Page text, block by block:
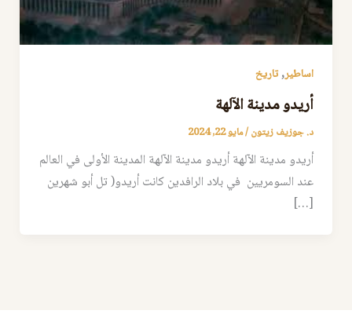
اساطير,تاريخ
أريدو مدينة الآلهة
د. جوزيف زيتون/مايو 22, 2024
أريدو مدينة الآلهة أريدو مدينة الآلهة المدينة الأولى في العالم
عند السومريين في بلاد الرافدين كانت أريدو( تل أبو شهرين
[…]